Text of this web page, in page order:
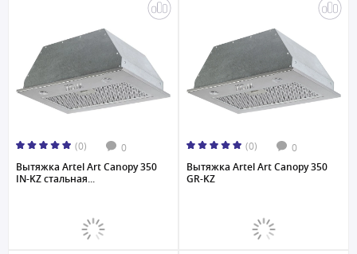
(0) 0
Вытяжка Artel Art Canopy 350
IN-KZ стальная...
(0) 0
Вытяжка Artel Art Canopy 350
GR-KZ